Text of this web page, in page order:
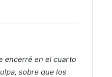
encerré en el cuarto
sobre que los